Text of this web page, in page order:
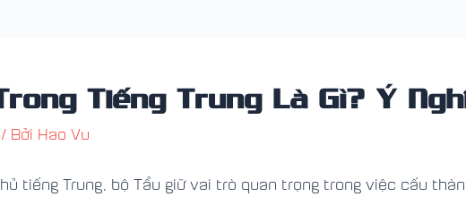
Tiếng Trung Là Gì? Ý
/ Bởi Hao Vu
tiếng Trung, bộ Tẩu giữ vai trò quan trọng trong việc cấu